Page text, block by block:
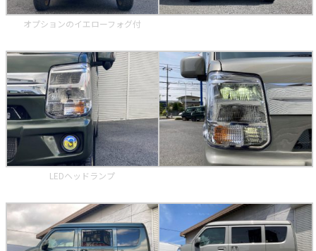
オプションのイエローフォグ付
LEDヘッドランプ